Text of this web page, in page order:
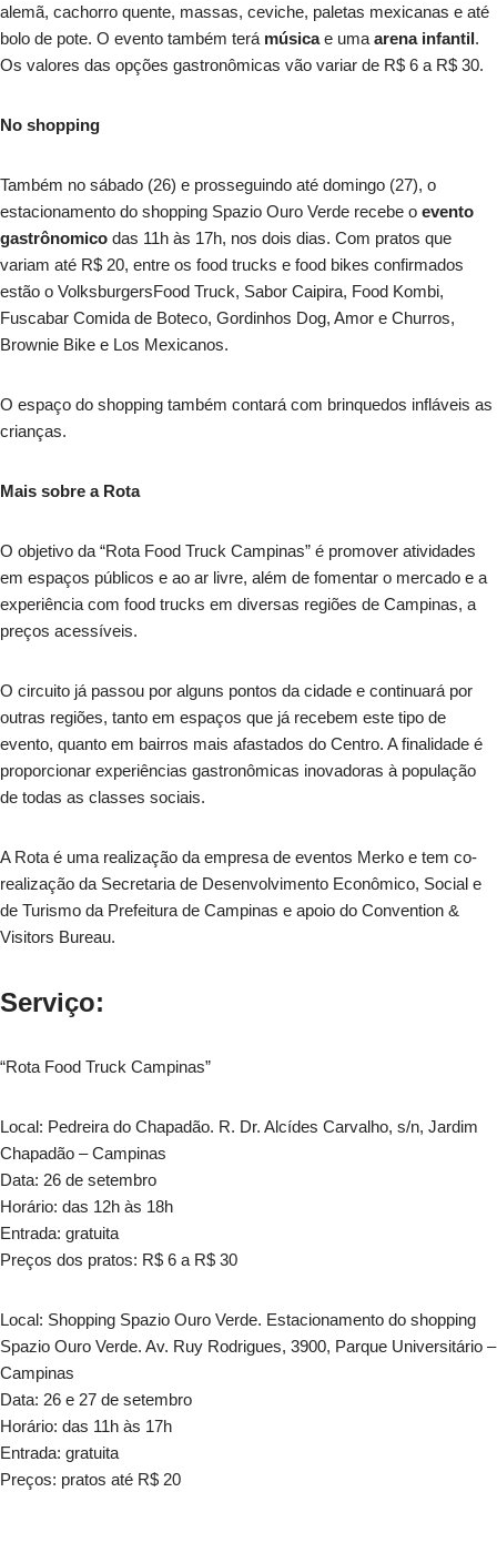
alemã, cachorro quente, massas, ceviche, paletas mexicanas e até
bolo de pote. O evento também terá músicae uma arena infantil.
Os valores das opções gastronômicas vão variar de R$ 6 a R$ 30.
No shopping
Também no sábado (26) e prosseguindo até domingo (27), o
estacionamento do shopping Spazio Ouro Verde recebe o evento
gastrônomico das 11h às 17h, nos dois dias. Com pratos que
variam até R$ 20, entre os food trucks e food bikes confirmados
estão o VolksburgersFood Truck, Sabor Caipira, Food Kombi,
Fuscabar Comida de Boteco, Gordinhos Dog, Amor e Churros,
Brownie Bike e Los Mexicanos.
O espaço do shopping também contará com brinquedos infláveis as
crianças.
Mais sobre a Rota
O objetivo da “Rota Food Truck Campinas” é promover atividades
em espaços públicos e ao ar livre, além de fomentar o mercado e a
experiência com food trucks em diversas regiões de Campinas, a
preços acessíveis.
O circuito já passou por alguns pontos da cidade e continuará por
outras regiões, tanto em espaços que já recebem este tipo de
evento, quanto em bairros mais afastados do Centro. A finalidade é
proporcionar experiências gastronômicas inovadoras à população
de todas as classes sociais.
A Rota é uma realização da empresa de eventos Merko e tem co-
realização da Secretaria de Desenvolvimento Econômico, Social e
de Turismo da Prefeitura de Campinas e apoio do Convention &
Visitors Bureau.
Serviço:
“Rota Food Truck Campinas”
Local: Pedreira do Chapadão. R. Dr. Alcídes Carvalho, s/n, Jardim
Chapadão – Campinas
Data: 26 de setembro
Horário: das 12h às 18h
Entrada: gratuita
Preços dos pratos: R$ 6 a R$ 30
Local: Shopping Spazio Ouro Verde. Estacionamento do shopping
Spazio Ouro Verde. Av. Ruy Rodrigues, 3900, Parque Universitário –
Campinas
Data: 26 e 27 de setembro
Horário: das 11h às 17h
Entrada: gratuita
Preços: pratos até R$ 20